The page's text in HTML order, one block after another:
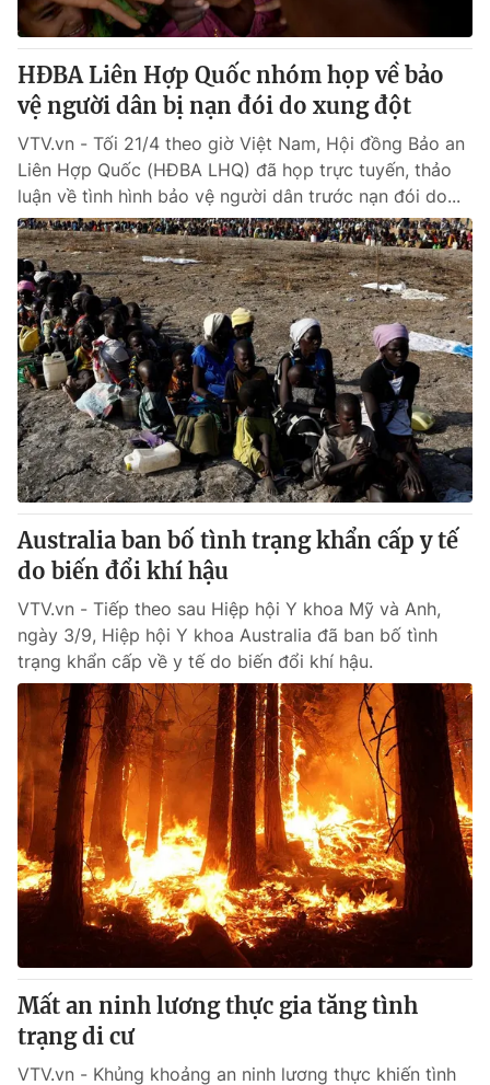
® Cấm sao chép dưới mọi hình thức nếu không có sự chấp
thuận bằng văn bản. Ghi rõ nguồn VTV.vn khi phát hành lại
thông tin từ website này.
HĐBA Liên Hợp Quốc nhóm họp về bảo
vệ người dân bị nạn đói do xung đột
VTV.vn - Tối 21/4 theo giờ Việt Nam, Hội đồng Bảo an
Liên Hợp Quốc (HĐBA LHQ) đã họp trực tuyến, thảo
luận về tình hình bảo vệ người dân trước nạn đói do...
Australia ban bố tình trạng khẩn cấp y tế
do biến đổi khí hậu
VTV.vn - Tiếp theo sau Hiệp hội Y khoa Mỹ và Anh,
ngày 3/9, Hiệp hội Y khoa Australia đã ban bố tình
trạng khẩn cấp về y tế do biến đổi khí hậu.
Mất an ninh lương thực gia tăng tình
trạng di cư
VTV.vn - Khủng khoảng an ninh lương thực khiến tình